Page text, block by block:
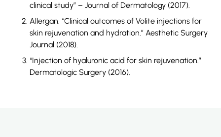
clinical study” – Journal of Dermatology (2017).
Allergan. “Clinical outcomes of Volite injections for
skin rejuvenation and hydration.” Aesthetic Surgery
Journal (2018).
“Injection of hyaluronic acid for skin rejuvenation.”
Dermatologic Surgery (2016).